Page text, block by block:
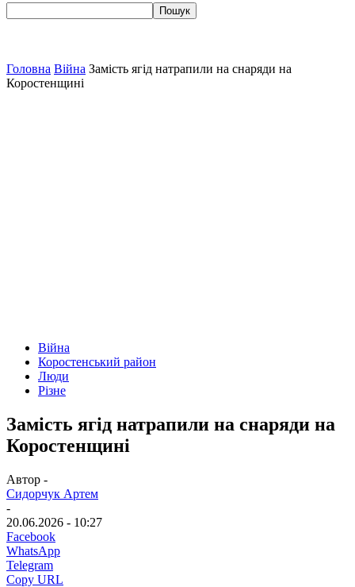
Головна Війна Замість ягід натрапили на снаряди на
Коростенщині
Війна
Коростенський район
Люди
Різне
Замість ягід натрапили на снаряди на
Коростенщині
Автор -
Сидорчук Артем
-
20.06.2026 - 10:27
Facebook
WhatsApp
Telegram
Copy URL